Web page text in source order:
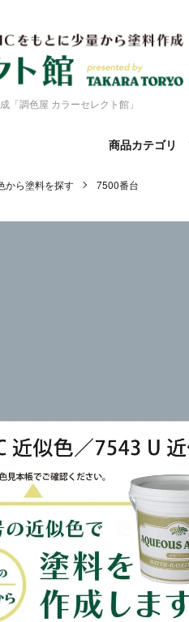
「調色屋 カラーセレクト館」
商品カテゴリ
から塗料を探す 7500番台